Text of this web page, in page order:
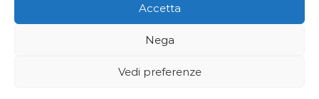
Accetta
Nega
Vedi preferenze
Rossoxweb